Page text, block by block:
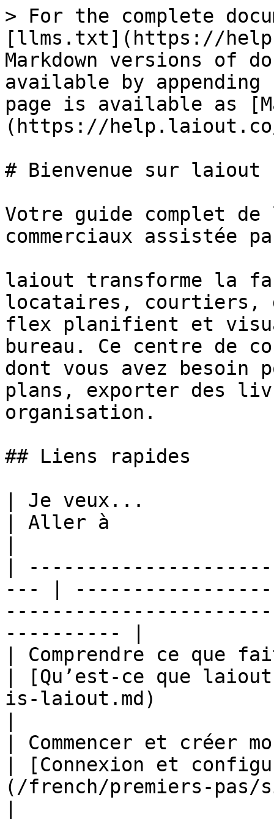
> For the complete
[llms.txt](https://
Markdown versions of
available by
page is available as
(https://help.laiout.co/
# Bienvenue sur laiout
Votre guide complet
commerciaux assistée
laiout transforme la
locataires, courtiers,
flex planifient et
bureau. Ce centre de
dont vous avez besoin
plans, exporter des
organisation.
## Liens rapides
| Je veux...
| Aller à
|
--- |
---------- |
| Comprendre ce que
| [Qu’est-ce que
is-laiout.md)
| Commencer et créer
| [Connexion et
(/french/premiers-pas/